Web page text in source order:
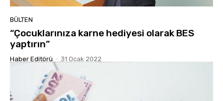
BÜLTEN
“Çocuklarınıza karne hediyesi olarak BES
yaptırın”
Haber Editörü - 31 Ocak 2022